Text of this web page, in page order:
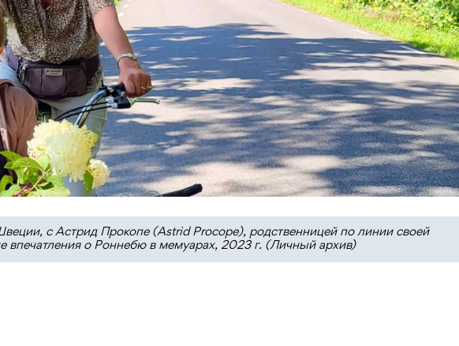
с Астрид Прокопе (Astrid Procope), родственницей по линии своей
впечатления о Роннебю в мемуарах, 2023 г. (Личный архив)